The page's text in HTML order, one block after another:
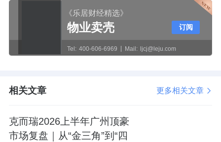
这种“反重力城市浮岛”形态，配合270°无立柱
环幕落地窗和83.5%的超高看江率
，将江山盛
景毫无保留地引入室内。
市景观，是任何后期人工配套都无法比拟的核
2. 极致产品力：从“居住”到“度假”的跨越
《乐居财经精选》
物业卖壳
Tel: 400-606-6969 Mail: ljcj@leju.com
订阅
相关文章 更多相关文章
克而瑞2026上半年广州顶豪
市场复盘｜从“金三角”到“四